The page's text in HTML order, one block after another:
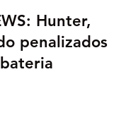
Hunter,
penalizados